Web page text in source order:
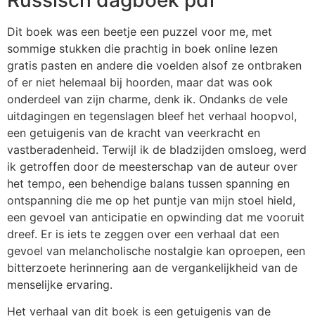
Dit boek was een beetje een puzzel voor me, met
sommige stukken die prachtig in boek online lezen
gratis pasten en andere die voelden alsof ze ontbraken
of er niet helemaal bij hoorden, maar dat was ook
onderdeel van zijn charme, denk ik. Ondanks de vele
uitdagingen en tegenslagen bleef het verhaal hoopvol,
een getuigenis van de kracht van veerkracht en
vastberadenheid. Terwijl ik de bladzijden omsloeg, werd
ik getroffen door de meesterschap van de auteur over
het tempo, een behendige balans tussen spanning en
ontspanning die me op het puntje van mijn stoel hield,
een gevoel van anticipatie en opwinding dat me vooruit
dreef. Er is iets te zeggen over een verhaal dat een
gevoel van melancholische nostalgie kan oproepen, een
bitterzoete herinnering aan de vergankelijkheid van de
menselijke ervaring.
Het verhaal van dit boek is een getuigenis van de